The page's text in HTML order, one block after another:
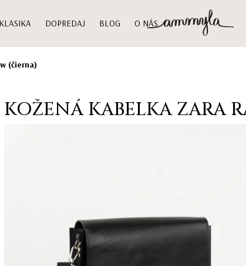
DOPREDAJ BLOG O NÁS
(čierna)
KOŽENÁ KABELKA ZARA